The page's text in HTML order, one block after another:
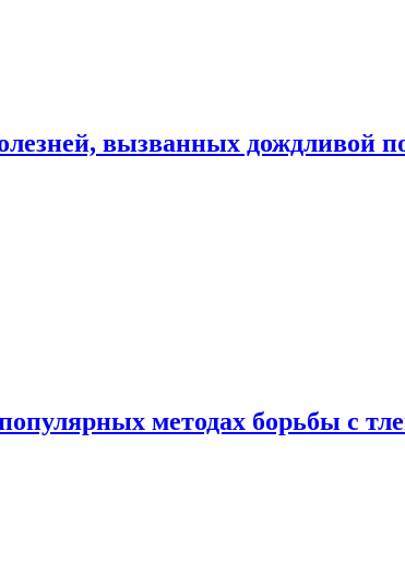
вызванных дождливой
методах борьбы с